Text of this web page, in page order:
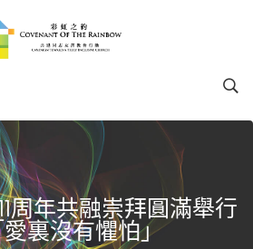
周年共融崇拜圓滿舉行
裏沒有懼怕」